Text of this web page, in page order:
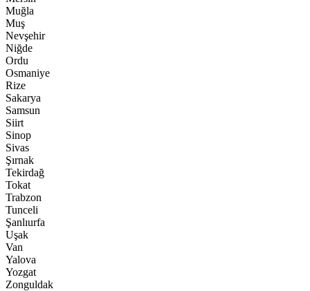
Muğla
Muş
Nevşehir
Niğde
Ordu
Osmaniye
Rize
Sakarya
Samsun
Siirt
Sinop
Sivas
Şırnak
Tekirdağ
Tokat
Trabzon
Tunceli
Şanlıurfa
Uşak
Van
Yalova
Yozgat
Zonguldak